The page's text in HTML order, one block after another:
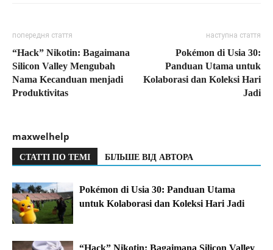
попередня стаття
“Hack” Nikotin: Bagaimana
Silicon Valley Mengubah
Nama Kecanduan menjadi
Produktivitas
наступна стаття
Pokémon di Usia 30:
Panduan Utama untuk
Kolaborasi dan Koleksi Hari
Jadi
maxwelhelp
СТАТТІ ПО ТЕМІ БІЛЬШЕ ВІД АВТОРА
Pokémon di Usia 30: Panduan Utama
untuk Kolaborasi dan Koleksi Hari Jadi
“Hack” Nikotin: Bagaimana Silicon Valley